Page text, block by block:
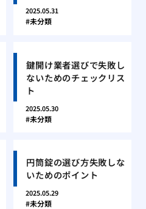
2025.05.31
未分類
鍵開け業者選びで失敗し
ないためのチェックリス
ト
2025.05.30
未分類
円筒錠の選び方失敗しな
いためのポイント
2025.05.29
未分類